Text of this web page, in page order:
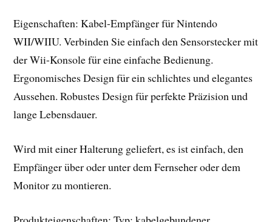
Eigenschaften: Kabel-Empfänger für Nintendo
WII/WIIU. Verbinden Sie einfach den Sensorstecker mit
der Wii-Konsole für eine einfache Bedienung.
Ergonomisches Design für ein schlichtes und elegantes
Aussehen. Robustes Design für perfekte Präzision und
lange Lebensdauer.
Wird mit einer Halterung geliefert, es ist einfach, den
Empfänger über oder unter dem Fernseher oder dem
Monitor zu montieren.